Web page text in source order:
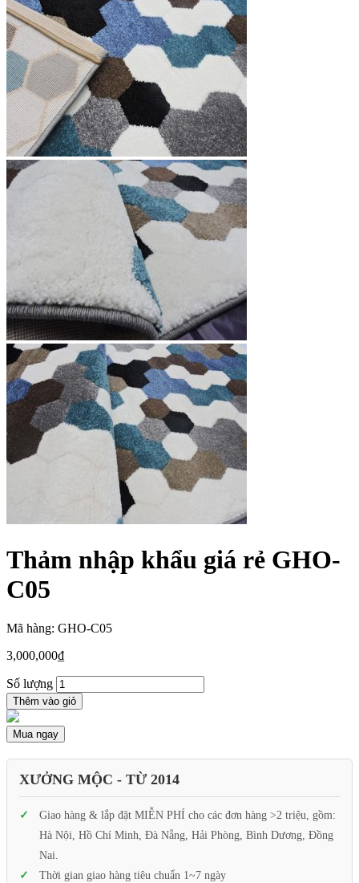
Thảm nhập khẩu giá rẻ GHO-
C05
Mã hàng: GHO-C05
3,000,000₫
Số lượng
Thêm vào giỏ
Mua ngay
XƯỞNG MỘC - TỪ 2014
Giao hàng & lắp đặt MIỄN PHÍ cho các đơn hàng >2 triệu, gồm:
Hà Nội, Hồ Chí Minh, Đà Nẵng, Hải Phòng, Bình Dương, Đồng
Nai.
Thời gian giao hàng tiêu chuẩn 1~7 ngày